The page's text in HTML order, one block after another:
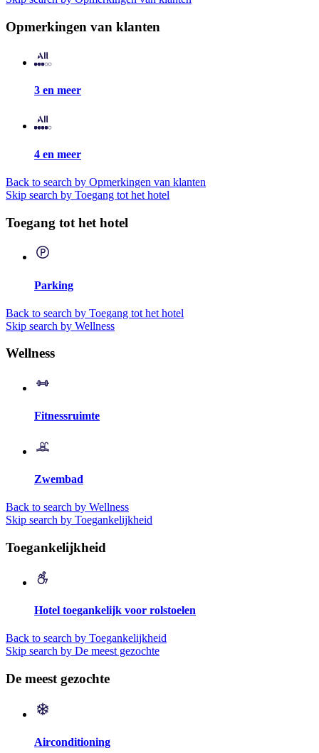
Opmerkingen van klanten
3 en meer
4 en meer
Back to search by Opmerkingen van klanten
Skip search by Toegang tot het hotel
Toegang tot het hotel
Parking
Back to search by Toegang tot het hotel
Skip search by Wellness
Wellness
Fitnessruimte
Zwembad
Back to search by Wellness
Skip search by Toegankelijkheid
Toegankelijkheid
Hotel toegankelijk voor rolstoelen
Back to search by Toegankelijkheid
Skip search by De meest gezochte
De meest gezochte
Airconditioning